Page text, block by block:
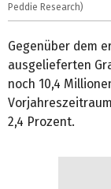
Peddie Research)
Gegenüber dem
ausgelieferten
noch 10,4
2,4 Prozent.